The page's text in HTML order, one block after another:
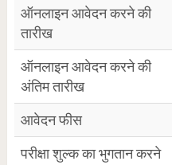
ऑनलाइन आवेदन करने की
तारीख
ऑनलाइन आवेदन करने की
अंतिम तारीख
आवेदन फीस
परीक्षा शुल्क का भुगतान करने